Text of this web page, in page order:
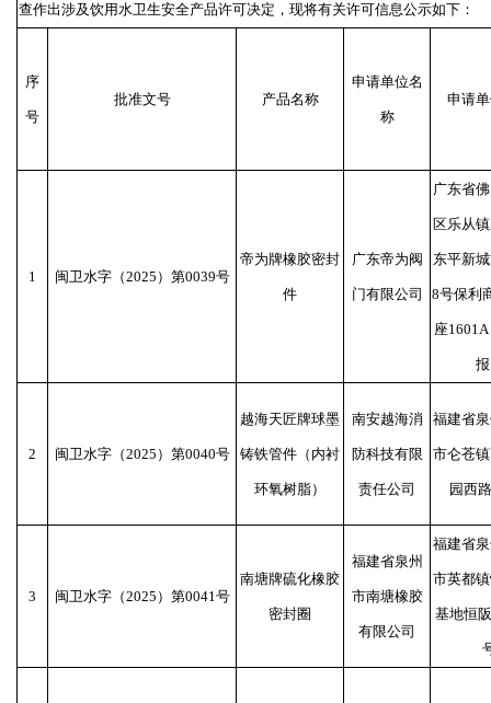
查作出涉及饮用水卫生安全产品许可决定，现将有关许可信息公示如下：
序
号
批准文号 产品名称
申请单位名
称
申请
1 闽卫水字（2025）第0039号
帝为牌橡胶密封
件
广东帝为阀
门有限公司
广东省
区乐从
东平新
8号保利
座
2 闽卫水字（2025）第0040号
越海天匠牌球墨
铸铁管件（内衬
环氧树脂）
南安越海消
防科技有限
责任公司
福建省
市仑苍
园西
3 闽卫水字（2025）第0041号
南塘牌硫化橡胶
密封圈
福建省泉州
市南塘橡胶
有限公司
福建省
市英都
基地恒